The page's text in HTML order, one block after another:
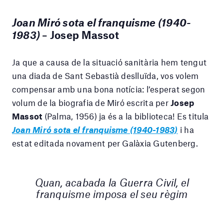
Joan Miró sota el franquisme (1940-
1983) – Josep Massot
Ja que a causa de la situació sanitària hem tengut
una diada de Sant Sebastià deslluïda, vos volem
compensar amb una bona notícia: l’esperat segon
volum de la biografia de Miró escrita perJosep
Massot (Palma, 1956) ja és a la biblioteca! Es titula
Joan Miró sota el franquisme (1940-1983) i ha
estat editada novament per Galàxia Gutenberg.
Quan, acabada la Guerra Civil, el
franquisme imposa el seu règim